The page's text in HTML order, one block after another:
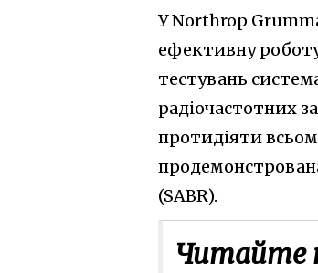
У Northrop
ефективну
тестувань
радіочастотних
протидіяти
(SABR).